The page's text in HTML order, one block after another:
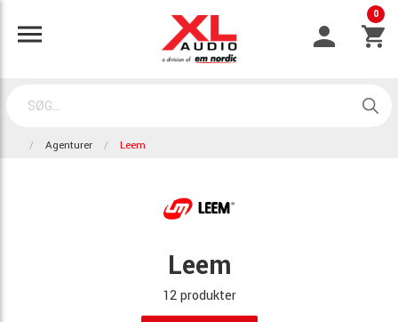
0
Agenturer Leem
Leem
12 produkter